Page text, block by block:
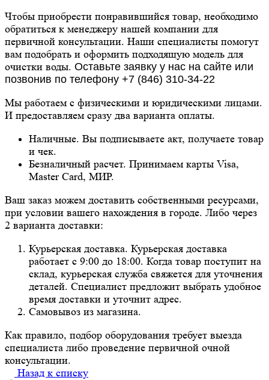
Чтобы приобрести понравившийся товар, необходимо
обратиться к менеджеру нашей компании для
первичной консультации. Наши специалисты помогут
вам подобрать и оформить подходящую модель для
очистки воды. Оставьте заявку у нас на сайте или
позвонив по телефону +7 (846) 310-34-22
Мы работаем с физическими и юридическими лицами.
И предоставляем сразу два варианта оплаты.
Наличные. Вы подписываете акт, получаете товар
и чек.
Безналичный расчет. Принимаем карты Visa,
Master Card, МИР.
Ваш заказ можем доставить собственными ресурсами,
при условии вашего нахождения в городе. Либо через
2 варианта доставки:
Курьерская доставка. Курьерская доставка
работает с 9:00 до 18:00. Когда товар поступит на
склад, курьерская служба свяжется для уточнения
деталей. Специалист предложит выбрать удобное
время доставки и уточнит адрес.
Самовывоз из магазина.
Как правило, подбор оборудования требует выезда
специалиста либо проведение первичной очной
консультации.
Назад к списку